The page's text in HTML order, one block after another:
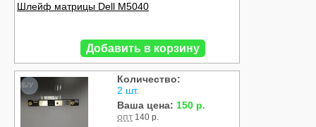
Шлейф матрицы Dell M5040
Добавить в корзину
Б/У
Количество:
2 шт.
Ваша цена: 150 р.
опт 140 р.